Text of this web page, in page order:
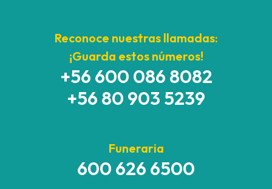
Reconoce nuestras llamadas:
¡Guarda estos números!
+56 600 086 8082
+56 80 903 5239
Funeraria
600 626 6500